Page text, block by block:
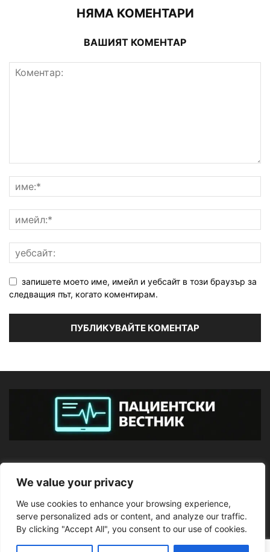
We value your privacy
We use cookies to enhance your browsing experience,
serve personalized ads or content, and analyze our traffic.
By clicking "Accept All", you consent to our use of cookies.
НЯМА КОМЕНТАРИ
ВАШИЯТ КОМЕНТАР
запишете моето име, имейл и уебсайт в този браузър за
следващия път, когато коментирам.
ПОСЛЕДВАЙТЕ НИ